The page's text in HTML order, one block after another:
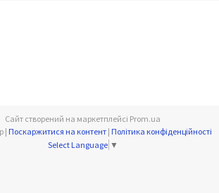
Сайт створений на маркетплейсі Prom.ua
Електромотор | Поскаржитися на контент | Політика конфіденційності
Select Language ▼